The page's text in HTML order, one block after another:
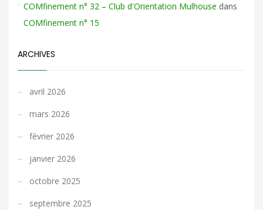
COMfinement n° 32 – Club d'Orientation Mulhouse dans
COMfinement n° 15
ARCHIVES
avril 2026
mars 2026
février 2026
janvier 2026
octobre 2025
septembre 2025